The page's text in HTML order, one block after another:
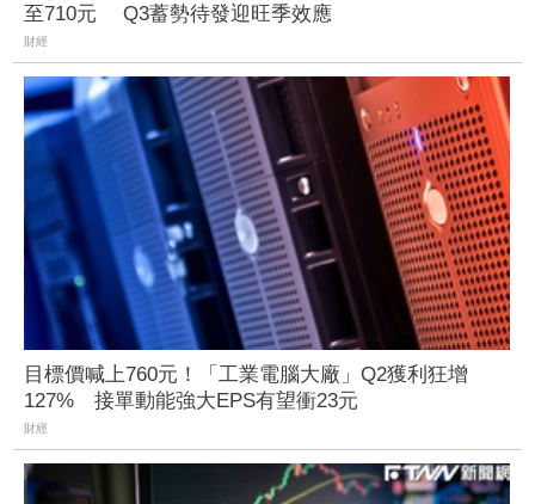
至710元 Q3蓄勢待發迎旺季效應
財經
目標價喊上760元！「工業電腦大廠」Q2獲利狂增
127% 接單動能強大EPS有望衝23元
財經